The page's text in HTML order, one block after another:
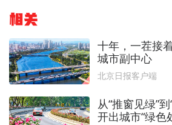
相关
十年，一茬接
城市副中心
北京日报客户端
从“推窗见绿”
开出城市“绿色